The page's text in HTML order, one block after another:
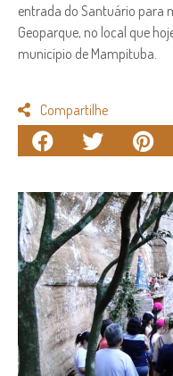
entrada do Santuário para
Geoparque, no local que
município de Mampituba.
Compartilhe